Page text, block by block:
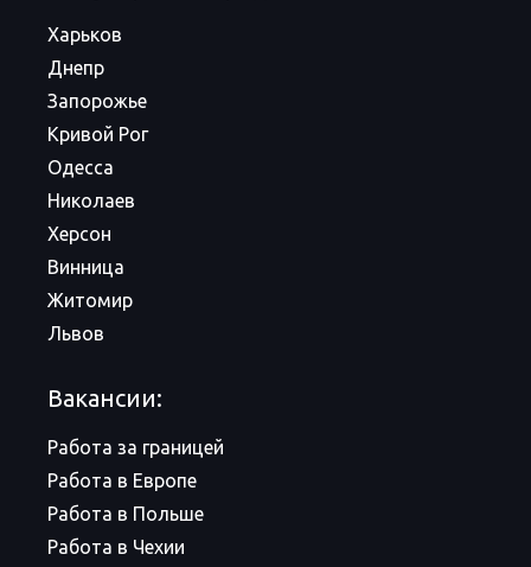
Харьков
Днепр
Запорожье
Кривой Рог
Одесса
Николаев
Херсон
Винница
Житомир
Львов
Вакансии:
Работа за границей
Работа в Европе
Работа в Польше
Работа в Чехии